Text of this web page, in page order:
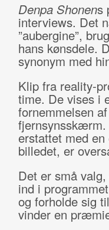
Denpa Shonens
interviews. Det
”aubergine”,
hans kønsdele.
synonym med
Klip fra reality-
time. De vises i
fornemmelsen
fjernsynsskærm.
erstattet med
billedet, er
Det er små
ind i
og forholde sig
vinder en